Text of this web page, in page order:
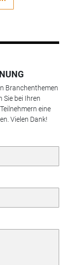
Branchenthemen
bei Ihren
eine
Vielen Dank!